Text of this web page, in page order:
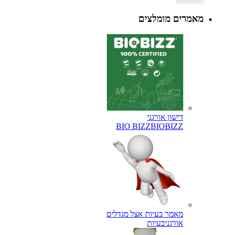
מאמרים מומלצים
דישון אורגני
BIO BIZZBIOBIZZ
מאמר בעיות אצל מגדלים
אורגניבעיות